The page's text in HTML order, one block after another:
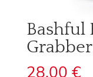
Bashful
Grabber
28,00 €